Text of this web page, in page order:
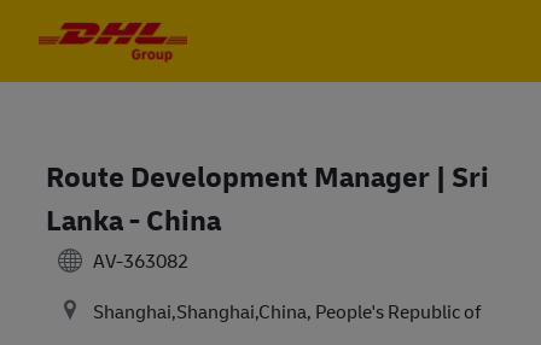
Route Development Manager | Sri
Lanka - China
AV-363082
Shanghai,Shanghai,China, People's Republic of